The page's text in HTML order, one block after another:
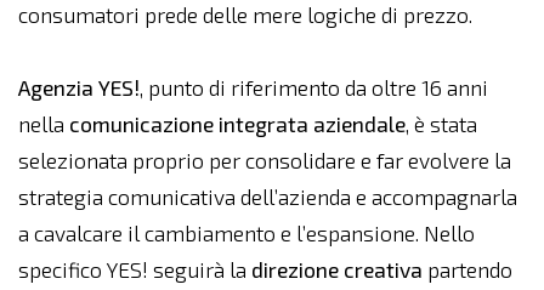
consumatori prede delle mere logiche di prezzo.
Agenzia YES!, punto di riferimento da oltre 16 anni
nella comunicazione integrata aziendale, è stata
selezionata proprio per consolidare e far evolvere la
strategia comunicativa dell’azienda e accompagnarla
a cavalcare il cambiamento e l’espansione. Nello
specifico YES! seguirà la direzione creativa partendo